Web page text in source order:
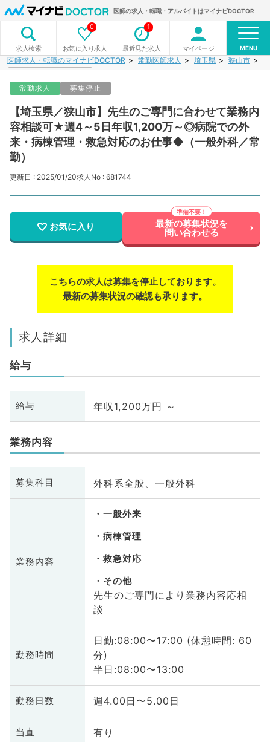
医師の求人・転職・アルバイトはマイナビDOCTOR
求人検索 お気に入り求人
0
最近見た求人
1
マイページ MENU
医師求人・転職のマイナビDOCTOR 常勤医師求人 埼玉県 狭山市
常勤求人 募集停止
【埼玉県／狭山市】先生のご専門に合わせて業務内
容相談可★週4～5日年収1,200万～◎病院での外
来・病棟管理・救急対応のお仕事◆（一般外科／常
勤）
更新日 : 2025/01/20求人No : 681744
お気に入り 最新の募集状況を
問い合わせる
こちらの求人は募集を停止しております。
最新の募集状況の確認も承ります。
求人詳細
給与
給与 年収1,200万円 ～
業務内容
募集科目 外科系全般、一般外科
業務内容
一般外来
病棟管理
救急対応
その他
先生のご専門により業務内容応相
談
勤務時間
日勤:08:00〜17:00 (休憩時間: 60
分)
半日:08:00〜13:00
勤務日数 週4.00日〜5.00日
当直 有り